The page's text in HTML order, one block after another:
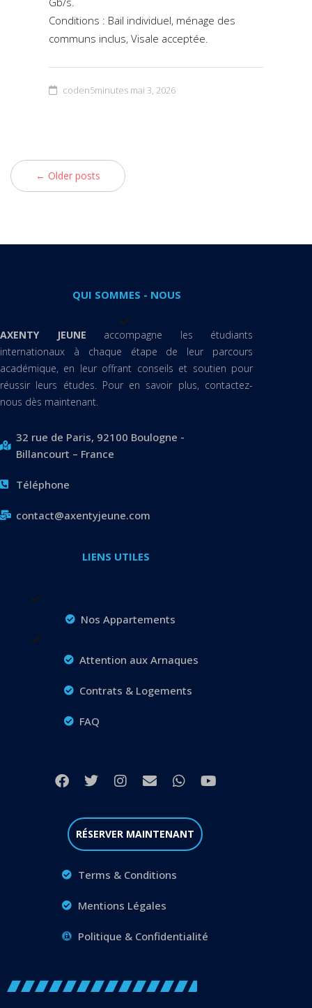
Conditions : Bail individuel, ménage des
communs inclus, Visale acceptée.
coden5minutes mai 3, 2026
← Older posts
QUI SOMMES - NOUS
AXENTY JEUNE accompagne les étudiants
internationaux à chaque étape de leur parcours
académique, en leur offrant conseils et soutien pour
réussir leurs études. Pour en savoir plus, contactez-
nous dès maintenant.
32 rue de Paris, 92100 Boulogne -
Billancourt – France
Téléphone
contact@axentyjeune.com
LIENS UTILES
Nos Appartements
Attention aux Arnaques
Contrats & Logements
FAQ
RÉSERVER MAINTENANT
Terms & Conditions
Mentions Légales
Politique & Confidentialité